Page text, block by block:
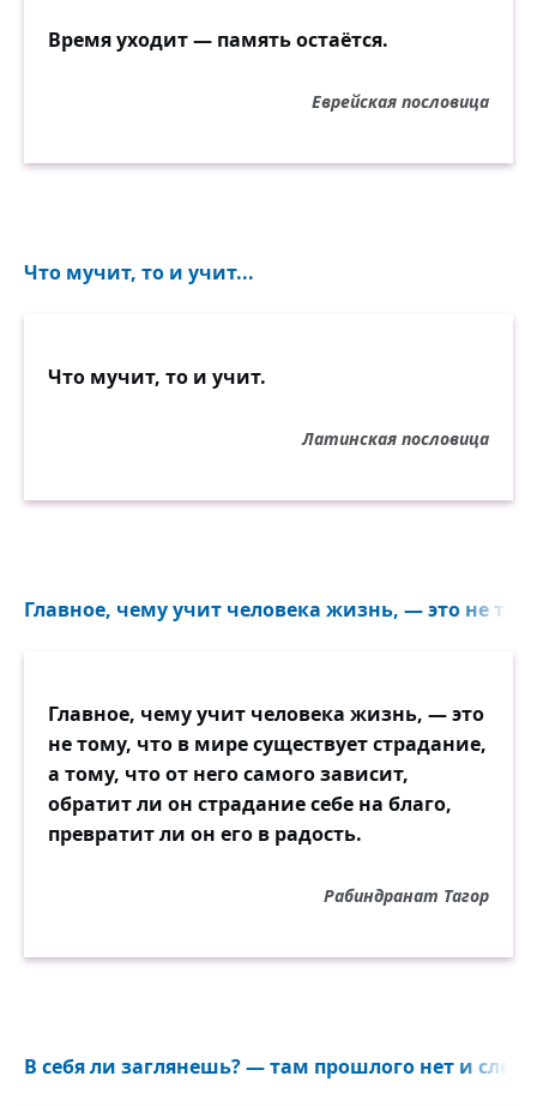
Время уходит — память остаётся.
Еврейская пословица
Что мучит, то и учит...
Что мучит, то и учит.
Латинская пословица
Главное, чему учит человека жизнь, — это не
Главное, чему учит человека жизнь, — это
не тому, что в мире существует страдание,
а тому, что от него самого зависит,
обратит ли он страдание себе на благо,
превратит ли он его в радость.
Рабиндранат Тагор
В себя ли заглянешь? — там прошлого нет и